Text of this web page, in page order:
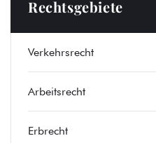
Rechtsgebiete
Verkehrsrecht
Arbeitsrecht
Erbrecht